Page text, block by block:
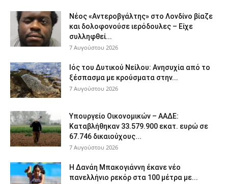
Νέος «Αντεροβγάλτης» στο Λονδίνο βίαζε
και δολοφονούσε ιερόδουλες – Είχε
συλληφθεί...
7 Αυγούστου 2026
Ιός του Δυτικού Νείλου: Ανησυχία από το
ξέσπασμα με κρούσματα στην...
7 Αυγούστου 2026
Υπουργείο Οικονομικών – ΑΑΔΕ:
Καταβλήθηκαν 33.579.900 εκατ. ευρώ σε
67.746 δικαιούχους...
7 Αυγούστου 2026
Η Δανάη Μπακογιάννη έκανε νέο
πανελλήνιο ρεκόρ στα 100 μέτρα με...